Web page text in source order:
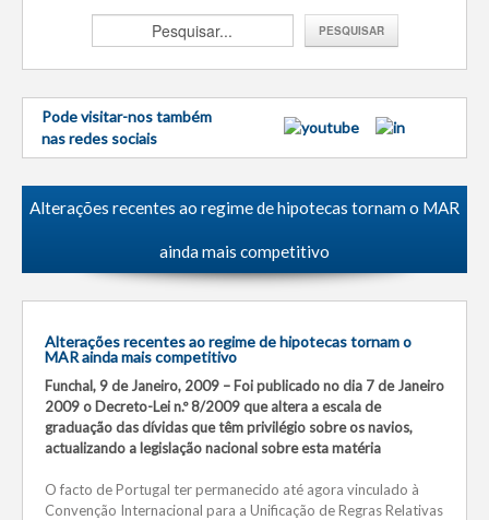
Pode visitar-nos também
nas redes sociais
Alterações recentes ao regime de hipotecas tornam o MAR
ainda mais competitivo
Alterações recentes ao regime de hipotecas tornam o
MAR ainda mais competitivo
Funchal, 9 de Janeiro, 2009 – Foi publicado no dia 7 de Janeiro
2009 o Decreto-Lei n.º 8/2009 que altera a escala de
graduação das dívidas que têm privilégio sobre os navios,
actualizando a legislação nacional sobre esta matéria
O facto de Portugal ter permanecido até agora vinculado à
Convenção Internacional para a Unificação de Regras Relativas